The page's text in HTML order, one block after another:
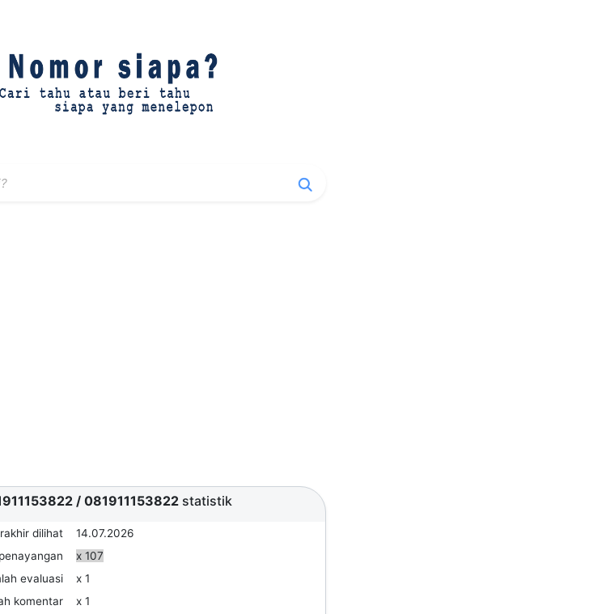
/081911153822 statistik
dilihat
14.07.2026
x 107
evaluasi
x 1
komentar
x 1